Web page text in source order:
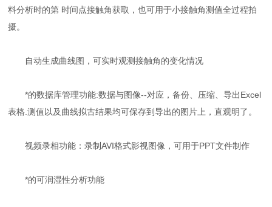
料分析时的第 时间点接触角获取，也可用于小接触角测值全过程拍
摄。
自动生成曲线图，可实时观测接触角的变化情况
*的数据库管理功能:数据与图像--对应，备份、压缩、导出Excel
表格.测值以及曲线拟古结果均可保存到导出的图片上，直观明了。
视频录相功能：录制AVI格式影视图像，可用于PPT文件制作
*的可润湿性分析功能